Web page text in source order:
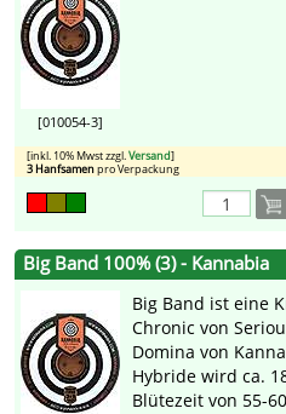
[010054-3]
[inkl. 10% Mwst zzgl.Versand]
3 Hanfsamenpro Verpackung
Big Band 100% (3) - Kannabia
Big Band ist eine
Chronic von
Domina von
Hybride wird ca.
Blütezeit von 55-